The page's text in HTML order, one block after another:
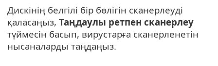
Дискінің белгілі бір бөлігін сканерлеуді
қаласаңыз, Таңдаулы ретпен сканерлеу
түймесін басып, вирустарға сканерленетін
нысаналарды таңдаңыз.